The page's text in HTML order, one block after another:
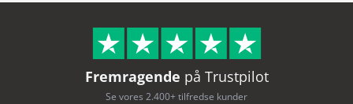
Fremragende på Trustpilot
Se vores 2.400+ tilfredse kunder